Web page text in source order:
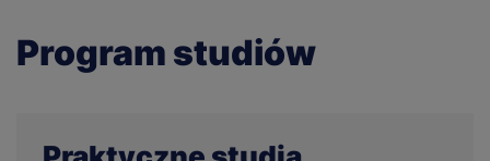
Program studiów